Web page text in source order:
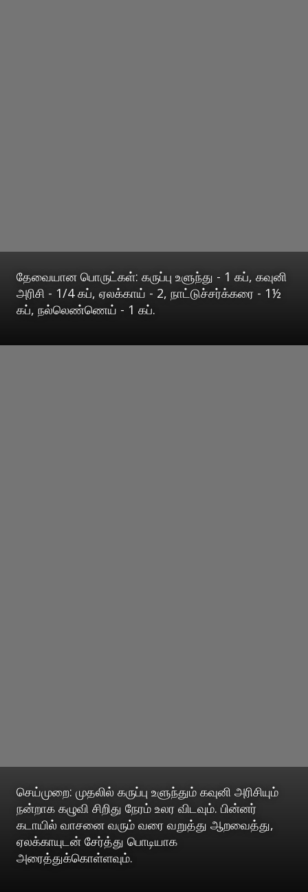
தேவையான பொருட்கள்: கருப்பு உளுந்து - 1 கப், கவுனி
அரிசி - 1/4 கப், ஏலக்காய் - 2, நாட்டுச்சர்க்கரை - 1½
கப், நல்லெண்ணெய் - 1 கப்.
செய்முறை: முதலில் கருப்பு உளுந்தும் கவுனி அரிசியும்
நன்றாக கழுவி சிறிது நேரம் உலர விடவும். பின்னர்
கடாயில் வாசனை வரும் வரை வறுத்து ஆறவைத்து,
ஏலக்காயுடன் சேர்த்து பொடியாக
அரைத்துக்கொள்ளவும்.